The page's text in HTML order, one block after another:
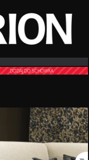
DODAJ DO SCHOWKA